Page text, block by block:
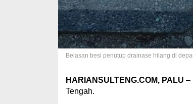
Belasan besi penutup drainase hilang di
HARIANSULTENG.COM, PALU –
Tengah.